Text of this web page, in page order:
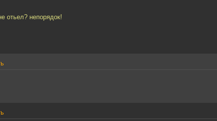
отьел? непорядок!